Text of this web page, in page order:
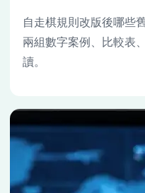
自走棋規則改版後哪些
兩組數字案例、比較表
讀。